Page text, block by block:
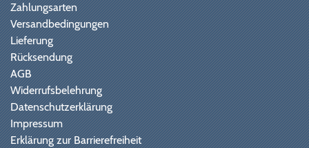
Zahlungsarten
Versandbedingungen
Lieferung
Rücksendung
AGB
Widerrufsbelehrung
Datenschutzerklärung
Impressum
Erklärung zur Barrierefreiheit